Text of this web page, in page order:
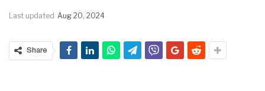
Last updated Aug 20, 2024
Share